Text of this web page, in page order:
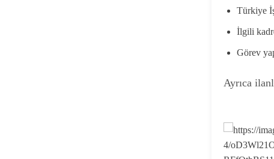
Türkiye
İlgili
Görev
Ayrıca